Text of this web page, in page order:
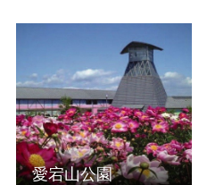
愛宕山公園